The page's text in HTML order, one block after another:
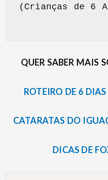
(Crianças de 6
QUER SABER MAIS
ROTEIRO DE 6
CATARATAS DO
DICAS DE